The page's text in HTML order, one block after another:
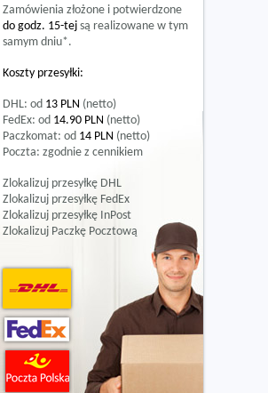
Zamówienia złożone i potwierdzone
do godz. 15-tej są realizowane w tym
samym dniu*.
Koszty przesyłki:
DHL: od 13 PLN (netto)
FedEx: od 14.90 PLN (netto)
Paczkomat: od 14 PLN (netto)
Poczta: zgodnie z cennikiem
Zlokalizuj przesyłkę DHL
Zlokalizuj przesyłkę FedEx
Zlokalizuj przesyłkę InPost
Zlokalizuj Paczkę Pocztową